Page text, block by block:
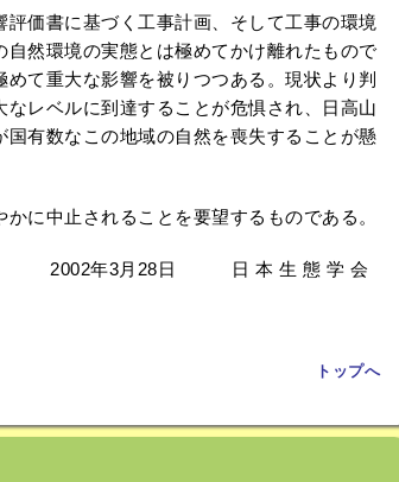
価書に基づく工事計画、そして工事の環境
然環境の実態とは極めてかけ離れたもので
て重大な影響を被りつつある。現状より判
レベルに到達することが危惧され、日高山
有数なこの地域の自然を喪失することが懸
に中止されることを要望するものである。
2002年3月28日 日 本 生 態 学 会
トップへ